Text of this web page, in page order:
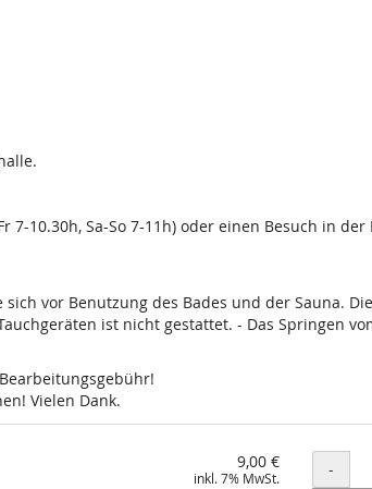
10.30h, Sa-So 7-11h) oder einen Besuch in
vor Benutzung des Bades und der Sauna.
ist nicht gestattet. - Das Springen
Vielen Dank.
9,00 €
inkl. 7% MwSt. Menge
-